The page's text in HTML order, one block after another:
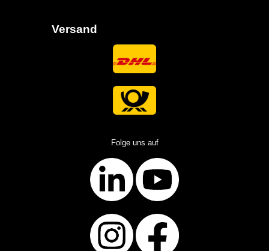
Versand
Folge uns auf